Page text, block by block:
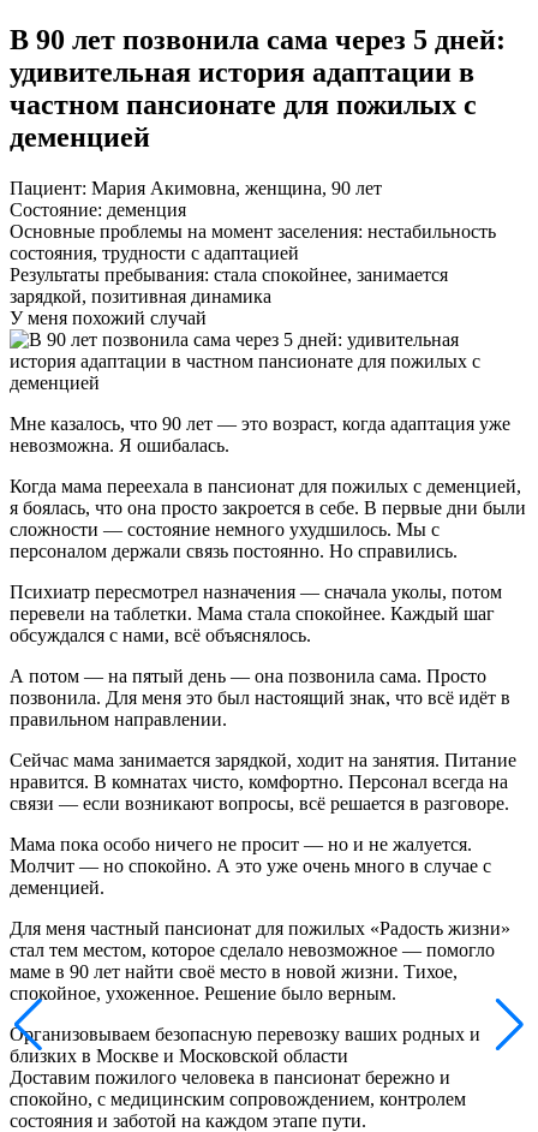
В 90 лет позвонила сама через 5 дней:
удивительная история адаптации в
частном пансионате для пожилых с
деменцией
Пациент: Мария Акимовна, женщина, 90 лет
Состояние: деменция
Основные проблемы на момент заселения: нестабильность
состояния, трудности с адаптацией
Результаты пребывания: стала спокойнее, занимается
зарядкой, позитивная динамика
У меня похожий случай
Мне казалось, что 90 лет — это возраст, когда адаптация уже
невозможна. Я ошибалась.
Когда мама переехала в пансионат для пожилых с деменцией,
я боялась, что она просто закроется в себе. В первые дни были
сложности — состояние немного ухудшилось. Мы с
персоналом держали связь постоянно. Но справились.
Психиатр пересмотрел назначения — сначала уколы, потом
перевели на таблетки. Мама стала спокойнее. Каждый шаг
обсуждался с нами, всё объяснялось.
А потом — на пятый день — она позвонила сама. Просто
позвонила. Для меня это был настоящий знак, что всё идёт в
правильном направлении.
Сейчас мама занимается зарядкой, ходит на занятия. Питание
нравится. В комнатах чисто, комфортно. Персонал всегда на
связи — если возникают вопросы, всё решается в разговоре.
Мама пока особо ничего не просит — но и не жалуется.
Молчит — но спокойно. А это уже очень много в случае с
деменцией.
Для меня частный пансионат для пожилых «Радость жизни»
стал тем местом, которое сделало невозможное — помогло
маме в 90 лет найти своё место в новой жизни. Тихое,
спокойное, ухоженное. Решение было верным.
Организовываем безопасную перевозку ваших родных и
близких в Москве и Московской области
Доставим пожилого человека в пансионат бережно и
спокойно, с медицинским сопровождением, контролем
состояния и заботой на каждом этапе пути.